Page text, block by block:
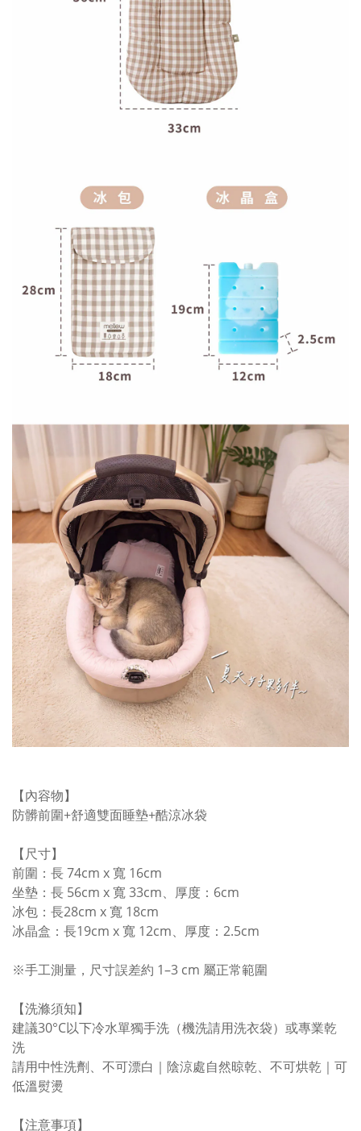
【內容物】
防髒前圍+舒適雙面睡墊+酷涼冰袋
【尺寸】
前圍：長 74cm x 寬 16cm
坐墊：長 56cm x 寬 33cm、厚度：6cm
冰包：長28cm x 寬 18cm
冰晶盒：長19cm x 寬 12cm、厚度：2.5cm
※手工測量，尺寸誤差約 1–3 cm 屬正常範圍
【洗滌須知】
建議30°C以下冷水單獨手洗（機洗請用洗衣袋）或專業乾
洗
請用中性洗劑、不可漂白｜陰涼處自然晾乾、不可烘乾｜可
低溫熨燙
【注意事項】